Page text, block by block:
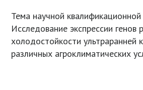
Тема научной
Исследование экспрессии генов
холодостойкости ультраранней
различных агроклиматических